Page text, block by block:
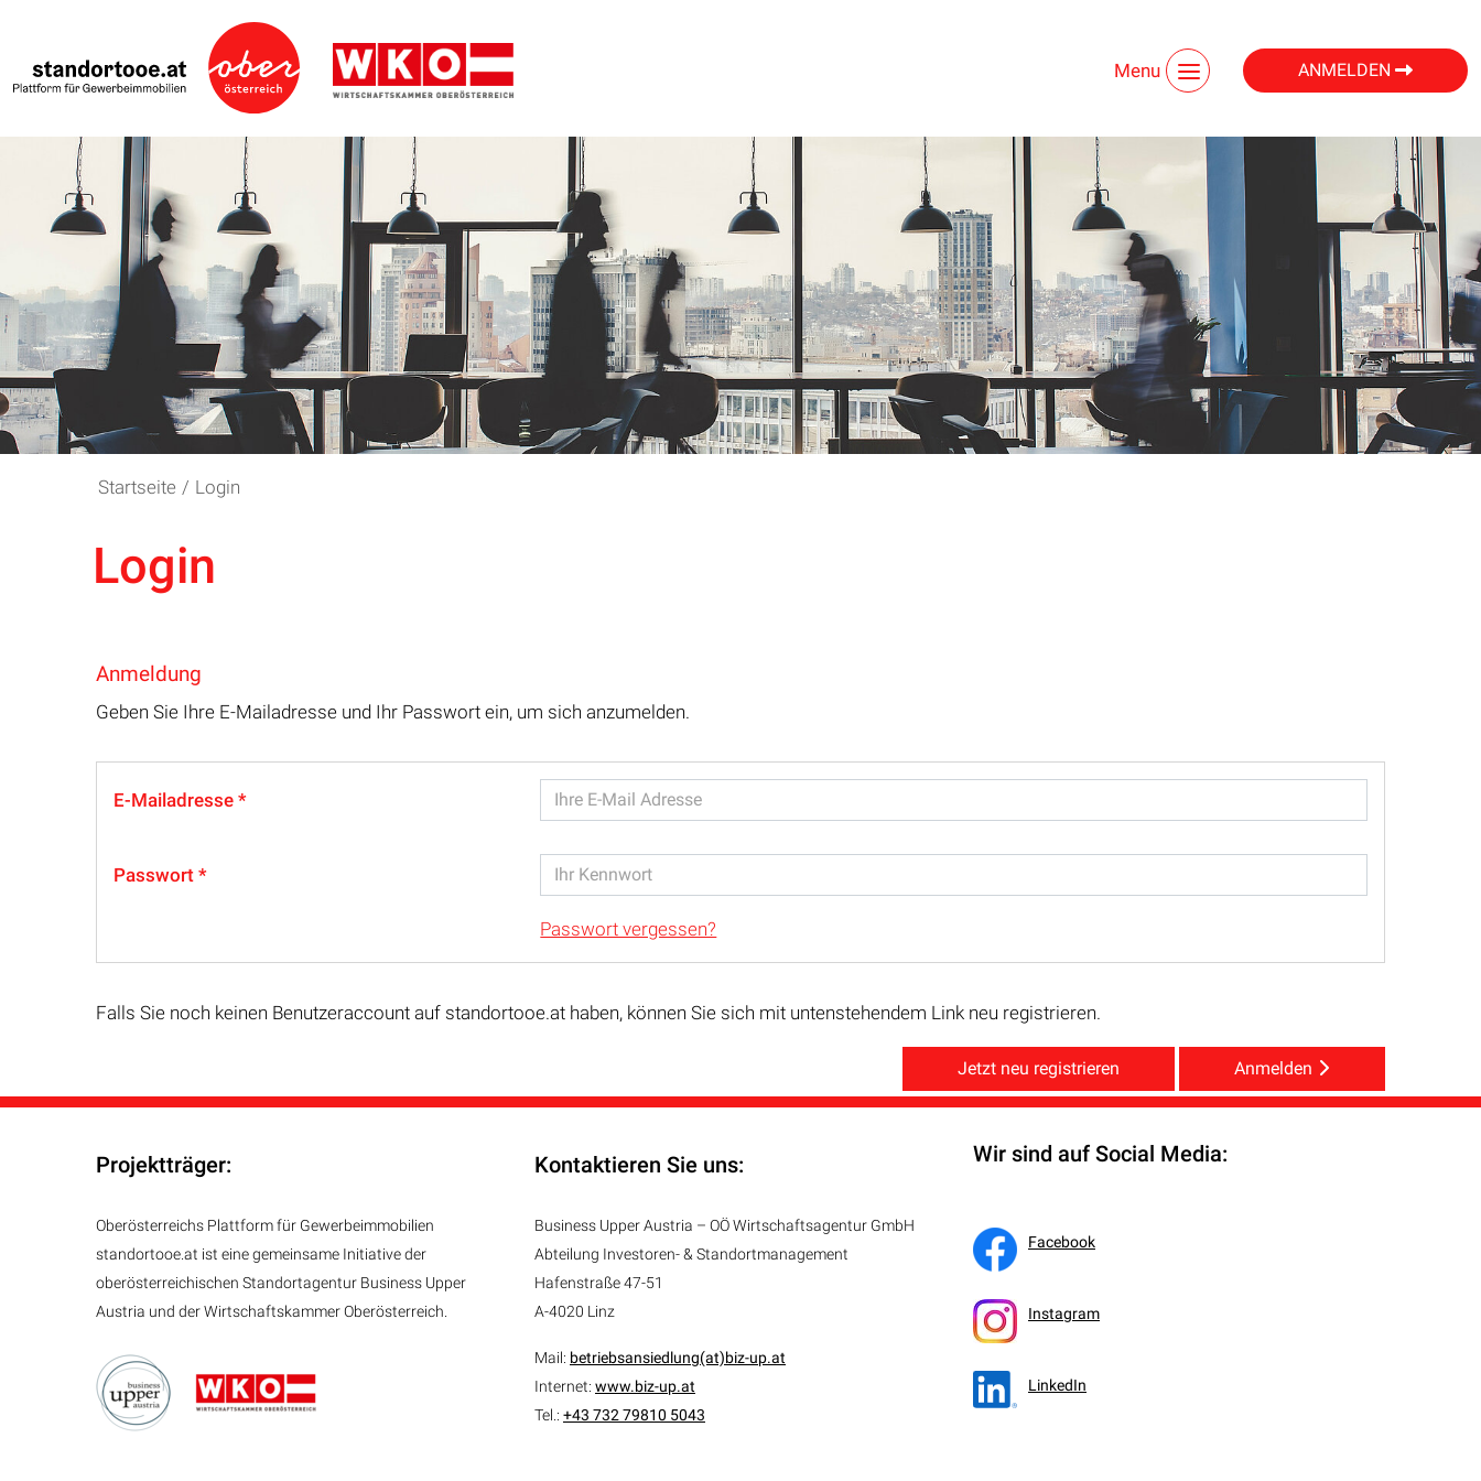
Menu ANMELDEN
Startseite / Login
Login
Anmeldung
Geben Sie Ihre E-Mailadresse und Ihr Passwort ein, um sich anzumelden.
E-Mailadresse
Passwort
Passwort vergessen?
Falls Sie noch keinen Benutzeraccount auf standortooe.at haben, können Sie sich mit untenstehendem Link neu registrieren.
Jetzt neu registrieren Anmelden
Projektträger:
Oberösterreichs Plattform für Gewerbeimmobilien
standortooe.at ist eine gemeinsame Initiative der
oberösterreichischen Standortagentur Business Upper
Austria und der Wirtschaftskammer Oberösterreich.
Kontaktieren Sie uns:
Business Upper Austria – OÖ Wirtschaftsagentur GmbH
Abteilung Investoren- & Standortmanagement
Hafenstraße 47-51
A-4020 Linz
Mail: betriebsansiedlung(at)biz-up.at
Internet: www.biz-up.at
Tel.: +43 732 79810 5043
Wir sind auf Social Media:
Facebook
Instagram
LinkedIn